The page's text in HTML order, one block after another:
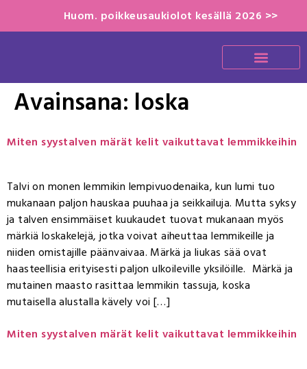
Huom. poikkeusaukiolot kesällä 2026 >>
Avainsana: loska
Miten syystalven märät kelit vaikuttavat lemmikkeihin
Talvi on monen lemmikin lempivuodenaika, kun lumi tuo
mukanaan paljon hauskaa puuhaa ja seikkailuja. Mutta syksy
ja talven ensimmäiset kuukaudet tuovat mukanaan myös
märkiä loskakelejä, jotka voivat aiheuttaa lemmikeille ja
niiden omistajille päänvaivaa. Märkä ja liukas sää ovat
haasteellisia erityisesti paljon ulkoileville yksilöille. Märkä ja
mutainen maasto rasittaa lemmikin tassuja, koska
mutaisella alustalla kävely voi […]
Miten syystalven märät kelit vaikuttavat lemmikkeihin